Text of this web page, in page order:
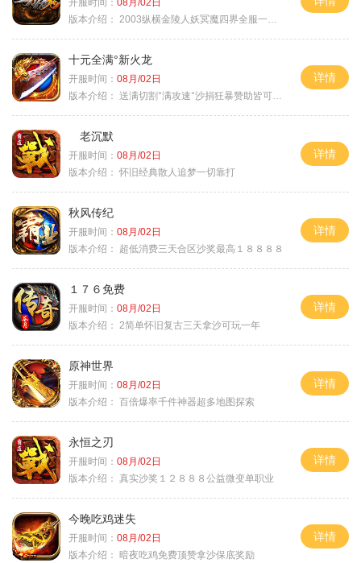
开服时间： 08月/02日
版本介绍： 2003纵横金陵人妖冥魔四界全服一切靠
十元全满°新火龙
开服时间： 08月/02日
版本介绍： 送满切割°满攻速°沙捐狂暴赞助皆可嫖°
详情
老沉默
开服时间： 08月/02日
版本介绍： 怀旧经典散人追梦一切靠打
详情
秋风传纪
开服时间： 08月/02日
版本介绍：
超低消费三天合区沙奖最高１８８８８
详情
１７６免费
开服时间： 08月/02日
版本介绍： 2简单怀旧复古三天拿沙可玩一年
详情
原神世界
开服时间： 08月/02日
版本介绍： 百倍爆率千件神器超多地图探索
详情
永恒之刃
开服时间： 08月/02日
版本介绍： 真实沙奖１２８８８公益微变单职业
详情
今晚吃鸡迷失
开服时间： 08月/02日
版本介绍：
暗夜吃鸡免费顶赞拿沙保底奖励
详情